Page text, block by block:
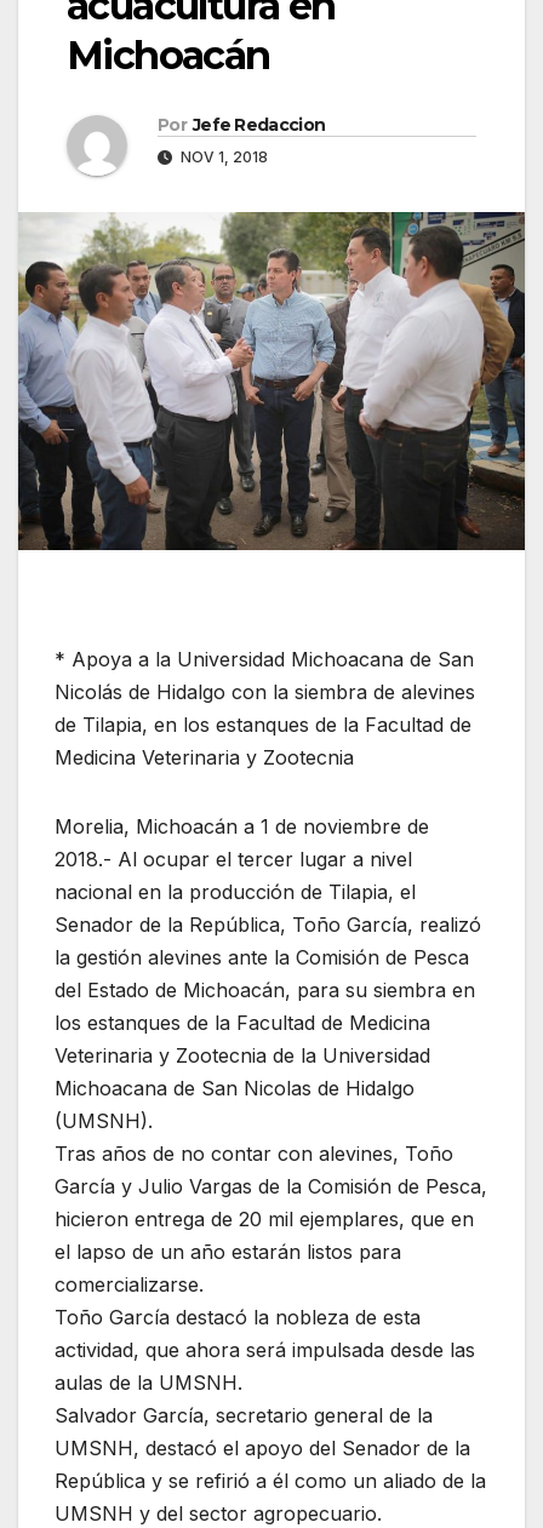
Michoacán
Por Jefe Redaccion
NOV 1, 2018
* Apoya a la Universidad Michoacana de San
Nicolás de Hidalgo con la siembra de alevines
de Tilapia, en los estanques de la Facultad de
Medicina Veterinaria y Zootecnia
Morelia, Michoacán a 1 de noviembre de
2018.- Al ocupar el tercer lugar a nivel
nacional en la producción de Tilapia, el
Senador de la República, Toño García, realizó
la gestión alevines ante la Comisión de Pesca
del Estado de Michoacán, para su siembra en
los estanques de la Facultad de Medicina
Veterinaria y Zootecnia de la Universidad
Michoacana de San Nicolas de Hidalgo
(UMSNH).
Tras años de no contar con alevines, Toño
García y Julio Vargas de la Comisión de Pesca,
hicieron entrega de 20 mil ejemplares, que en
el lapso de un año estarán listos para
comercializarse.
Toño García destacó la nobleza de esta
actividad, que ahora será impulsada desde las
aulas de la UMSNH.
Salvador García, secretario general de la
UMSNH, destacó el apoyo del Senador de la
República y se refirió a él como un aliado de la
UMSNH y del sector agropecuario.